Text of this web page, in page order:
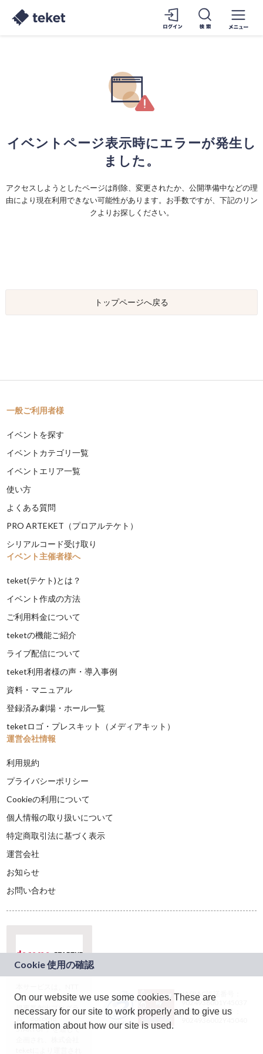
イベントページ表示時にエラーが発生し
ました。
アクセスしようとしたページは削除、変更されたか、公開準備中などの理
由により現在利用できない可能性があります。お手数ですが、下記のリン
クよりお探しください。
トップページへ戻る
一般ご利用者様
イベントを探す
イベントカテゴリ一覧
イベントエリア一覧
使い方
よくある質問
PRO ARTEKET（プロアルテケト）
シリアルコード受け取り
イベント主催者様へ
teket(テケト)とは？
イベント作成の方法
ご利用料金について
teketの機能ご紹介
ライブ配信について
teket利用者様の声・導入事例
資料・マニュアル
登録済み劇場・ホール一覧
teketロゴ・プレスキット（メディアキット）
運営会社情報
利用規約
プライバシーポリシー
Cookieの利用について
個人情報の取り扱いについて
特定商取引法に基づく表示
運営会社
お知らせ
お問い合わせ
ドコモグループの新
規事業創出プログラ
ム「docomo
STARTUP」を通じて
JASRAC許諾番号：
9024936001Y45037
JASRAC許諾番号：
On our website we use some cookies. These are
necessary for our site to work properly and to give us
information about how our site is used.